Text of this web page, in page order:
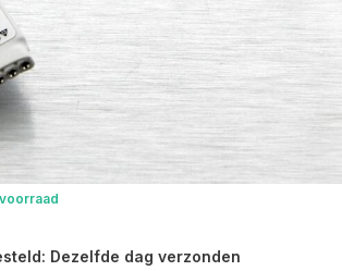
Dezelfde dag verzonden